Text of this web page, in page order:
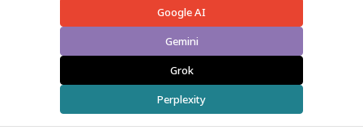
Google AI
Gemini
Grok
Perplexity